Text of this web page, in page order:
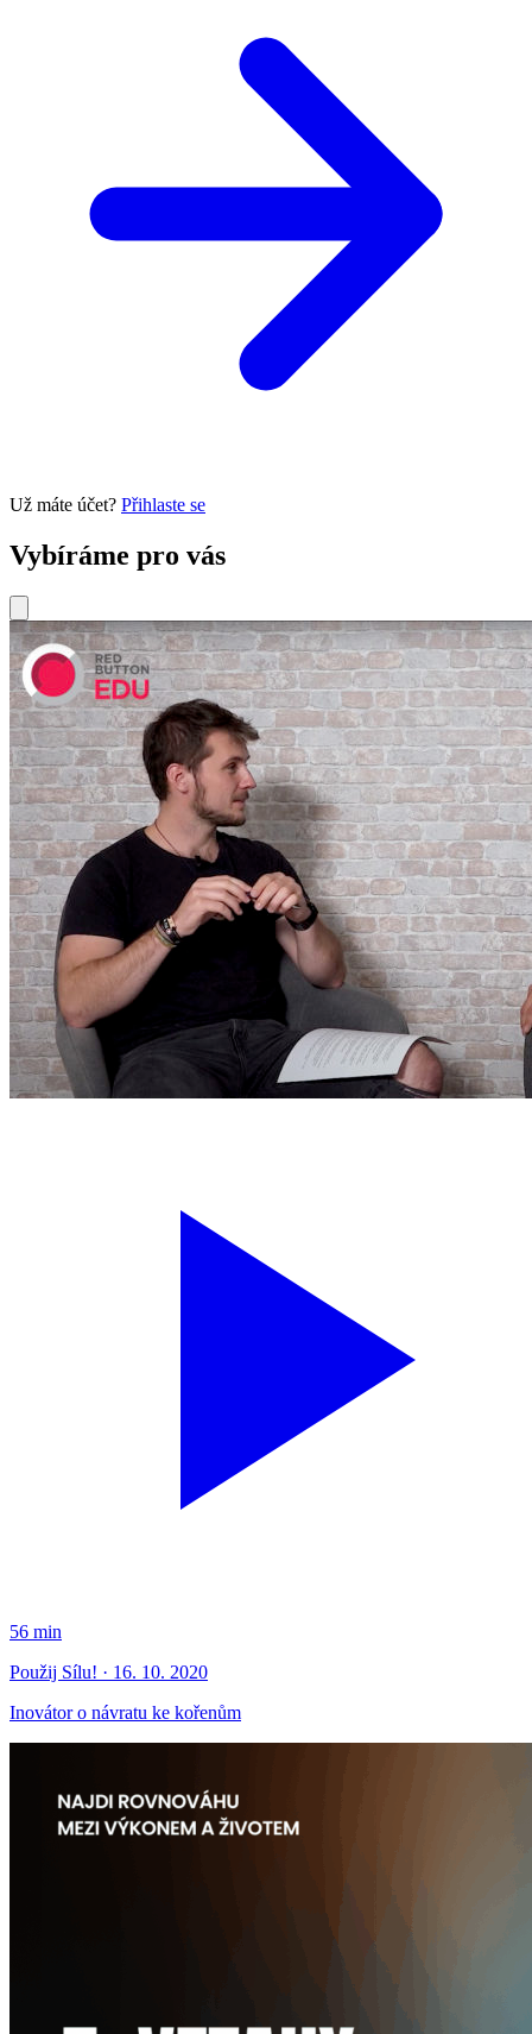
Už máte účet? Přihlaste se
Vybíráme pro vás
56 min
Použij Sílu! · 16. 10. 2020
Inovátor o návratu ke kořenům